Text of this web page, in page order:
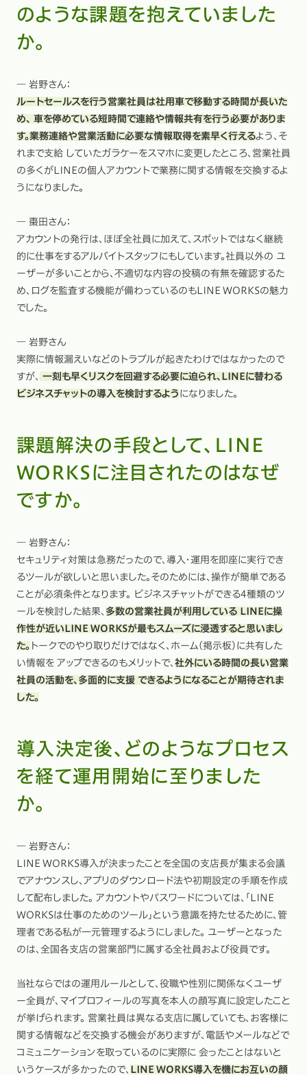
のような課題を抱えていました
か。
― 岩野さん：
ルートセールスを行う営業社員は社用車で移動する時間が長いた
め、 車を停めている短時間で連絡や情報共有を行う必要がありま
す。業務連絡や営業活動に必要な情報取得を素早く行えるよう、そ
れまで支給 していたガラケーをスマホに変更したところ、営業社員
の多くがLINEの個人アカウントで業務に関する情報を交換するよ
うになりました。
― 棗田さん：
アカウントの発行は、ほぼ全社員に加えて、スポットではなく継続
的に仕事をするアルバイトスタッフにもしています。社員以外の ユ
ーザーが多いことから、不適切な内容の投稿の有無を確認するた
め、ログを監査する機能が備わっているのもLINE WORKSの魅力
でした。
― 岩野さん
実際に情報漏えいなどのトラブルが起きたわけではなかったので
すが、 一刻も早くリスクを回避する必要に迫られ、LINEに替わる
ビジネスチャットの導入を検討するよう になりました。
課題解決の手段として、LINE
WORKSに注目されたのはなぜ
ですか。
― 岩野さん：
セキュリティ対策は急務だったので、導入・運用を即座に実行でき
るツールが欲しいと思いました。そのためには、操作が簡単である
ことが必須条件となります。 ビジネスチャットができる4種類のツ
ールを検討した結果、 多数の営業社員が利用している LINEに操
作性が近いLINE WORKSが最もスムーズに浸透すると思いまし
た。 トークでのやり取りだけではなく、ホーム（掲示板）に共有した
い情報を アップできるのもメリットで、 社外にいる時間の長い営業
社員の活動を、多面的に支援 できるようになることが期待されま
した。
導入決定後、どのようなプロセス
を経て運用開始に至りました
か。
― 岩野さん：
LINE WORKS導入が決まったことを全国の支店長が集まる会議
でアナウンスし、アプリのダウンロード法や初期設定の手順を作成
して配布しました。 アカウントやパスワードについては、「LINE
WORKSは仕事のためのツール」という意識を持たせるために、管
理者である私が一元管理するようにしました。 ユーザーとなった
のは、全国各支店の営業部門に属する全社員および役員です。
当社ならではの運用ルールとして、役職や性別に関係なくユーザ
ー全員が、マイプロフィールの写真を本人の顔写真に設定したこと
が挙げられます。 営業社員は異なる支店に属していても、お客様に
関する情報などを交換する機会がありますが、電話やメールなどで
コミュニケーションを取っているのに実際に 会ったことはないと
いうケースが多かったので、 LINE WORKS導入を機にお互いの顔